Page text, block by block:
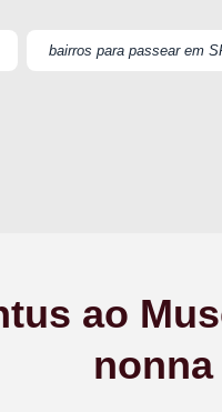
bairros para passear em
ao